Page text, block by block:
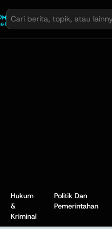
Hukum
&
Kriminal
Politik Dan
Pemerintahan